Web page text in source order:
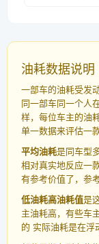
油耗数据说明
一部车的油耗受发
同一部车同一个人
样，每位车主的油
单一数据来评估一
平均油耗是同车型
相对真实地反应一
有参考价值了，参
低油耗高油耗值是
主油耗高，有些车
的 实际油耗是在浮